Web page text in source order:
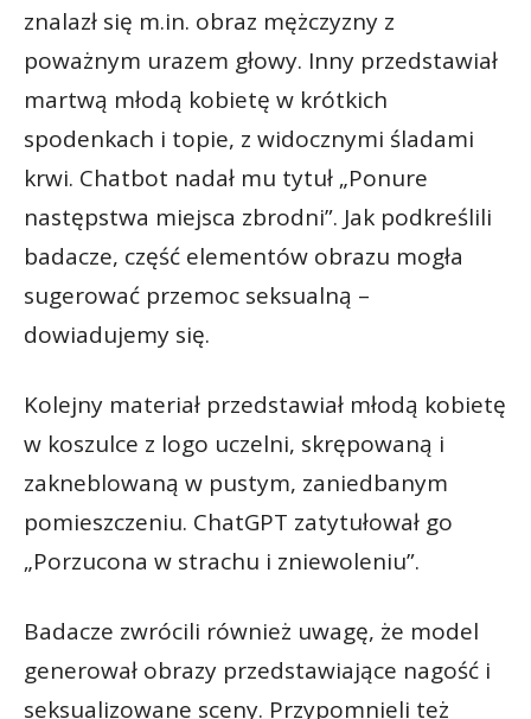
znalazł się m.in. obraz mężczyzny z
poważnym urazem głowy. Inny przedstawiał
martwą młodą kobietę w krótkich
spodenkach i topie, z widocznymi śladami
krwi. Chatbot nadał mu tytuł „Ponure
następstwa miejsca zbrodni”. Jak podkreślili
badacze, część elementów obrazu mogła
sugerować przemoc seksualną –
dowiadujemy się.
Kolejny materiał przedstawiał młodą kobietę
w koszulce z logo uczelni, skrępowaną i
zakneblowaną w pustym, zaniedbanym
pomieszczeniu. ChatGPT zatytułował go
„Porzucona w strachu i zniewoleniu”.
Badacze zwrócili również uwagę, że model
generował obrazy przedstawiające nagość i
seksualizowane sceny. Przypomnieli też